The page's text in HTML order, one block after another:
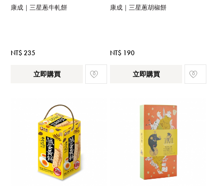
康成｜三星蔥牛軋餅
NT$ 235
立即購買
康成｜三星蔥胡椒餅
NT$ 190
立即購買